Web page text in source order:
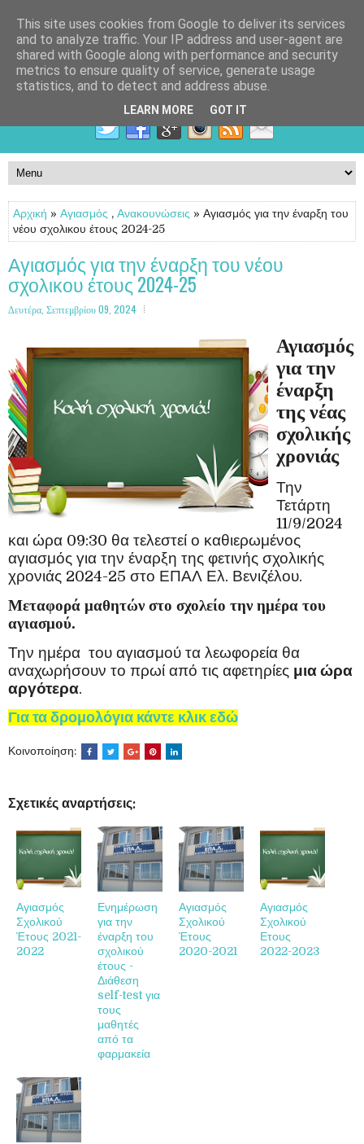
Αρχική » Αγιασμός , Ανακουνώσεις » Αγιασμός για την έναρξη του
νέου σχολικου έτους 2024-25
Αγιασμός για την έναρξη του νέου
σχολικου έτους 2024-25
Δευτέρα, Σεπτεμβρίου 09, 2024
Αγιασμός
για την
έναρξη
της νέας
σχολικής
χρονιάς
Την
Τετάρτη
11/9/2024
και ώρα 09:30 θα τελεστεί ο καθιερωμένος
αγιασμός για την έναρξη της φετινής σχολικής
χρονιάς 2024-25 στο ΕΠΑΛ Ελ. Βενιζέλου.
Μεταφορά μαθητών στο σχολείο την ημέρα του
αγιασμού.
Την ημέρα του αγιασμού τα λεωφορεία θα
αναχωρήσουν το πρωί από τις αφετηρίες μια ώρα
αργότερα.
Για τα δρομολόγια κάντε κλικ εδώ
Κοινοποίηση:
Σχετικές αναρτήσεις:
Αγιασμός
Σχολικού
Έτους 2021-
2022
Ενημέρωση
για την
έναρξη του
σχολικού
έτους -
Διάθεση
self-test για
τους
μαθητές
από τα
φαρμακεία
Αγιασμός
Σχολικού
Έτους
2020-2021
Αγιασμός
Σχολικού
Ετους
2022-2023
This site uses cookies from Google to deliver its services
and to analyze traffic. Your IP address and user-agent are
shared with Google along with performance and security
metrics to ensure quality of service, generate usage
statistics, and to detect and address abuse.
LEARN MORE GOT IT